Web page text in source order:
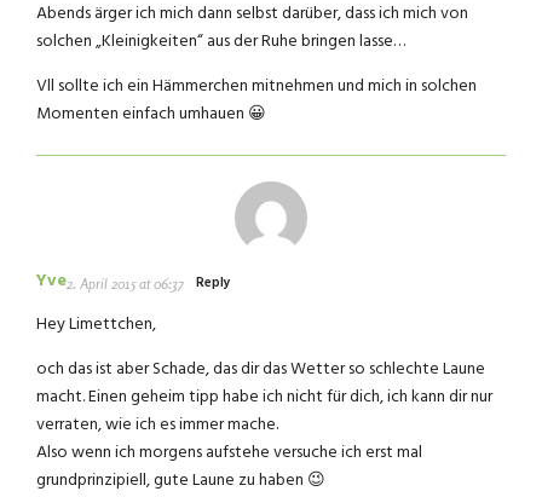
Abends ärger ich mich dann selbst darüber, dass ich mich von
solchen „Kleinigkeiten“ aus der Ruhe bringen lasse…
Vll sollte ich ein Hämmerchen mitnehmen und mich in solchen
Momenten einfach umhauen 😀
Yve2. April 2015 at 06:37 Reply
Hey Limettchen,
och das ist aber Schade, das dir das Wetter so schlechte Laune
macht. Einen geheim tipp habe ich nicht für dich, ich kann dir nur
verraten, wie ich es immer mache.
Also wenn ich morgens aufstehe versuche ich erst mal
grundprinzipiell, gute Laune zu haben 😉